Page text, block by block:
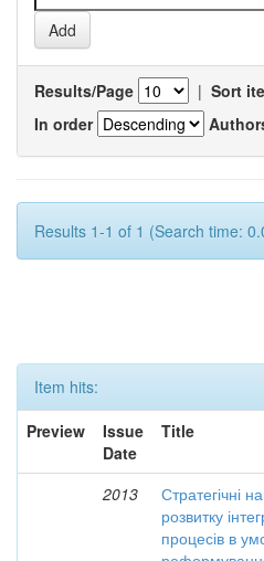
Results/Page | Sort
In order
Results 1-1 of 1 (Search time:
Item hits:
Preview
Issue
Date
Title
2013
Стратегічні
розвитку
процесів в